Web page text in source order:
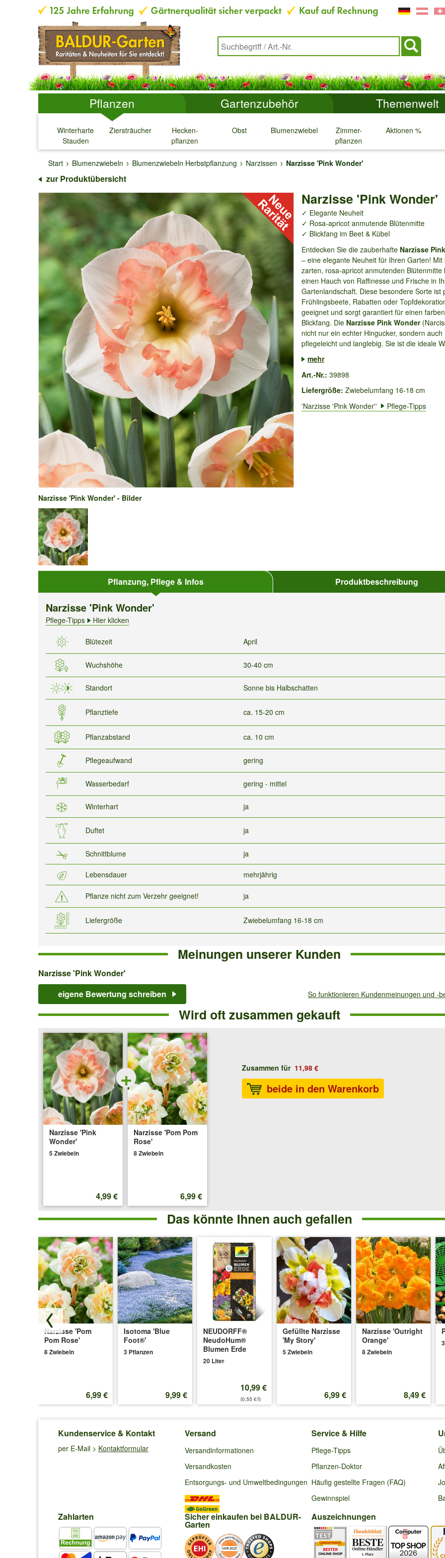
Pflanzen Gartenzubehör Themenwelt
Winterharte
Stauden
↓
Ziersträucher
↓
Hecken-
pflanzen
↓
Obst
↓
Blumenzwiebeln
↓
Zimmer-
pflanzen
↓
Aktionen %
↓ ↓
Start
Blumenzwiebeln Blumenzwiebeln Herbstpflanzung Narzissen Narzisse 'Pink Wonder'
zur Produktübersicht
Narzisse 'Pink Wonder'
✓ Elegante Neuheit
✓ Rosa-apricot anmutende Blütenmitte
✓ Blickfang im Beet & Kübel
Entdecken Sie die zauberhafte Narzisse
– eine elegante Neuheit für Ihren Garten! Mit
zarten, rosa-apricot anmutenden Blütenmitte
einen Hauch von Raffinesse und Frische in
Gartenlandschaft. Diese besondere Sorte ist
Frühlingsbeete, Rabatten oder
geeignet und sorgt garantiert für einen
Blickfang. Die Narzisse Pink Wonder
nicht nur ein echter Hingucker, sondern auch
pflegeleicht und langlebig. Sie ist die ideale
mehr
Art.-Nr.: 39898
Liefergröße: Zwiebelumfang 16-18 cm
'Narzisse 'Pink Wonder''
Pflege-Tipps
Narzisse 'Pink Wonder' - Bilder
Pflanzung, Pflege & Infos Produktbeschreibung
Narzisse 'Pink Wonder'
Pflege-Tipps Hier klicken
Blütezeit April
Wuchshöhe 30-40 cm
Standort Sonne bis Halbschatten
Pflanztiefe ca. 15-20 cm
Pflanzabstand ca. 10 cm
Pflegeaufwand gering
Wasserbedarf gering - mittel
Winterhart ja
Duftet ja
Schnittblume ja
Lebensdauer mehrjährig
Pflanze nicht zum Verzehr geeignet! ja
Liefergröße Zwiebelumfang 16-18 cm
Meinungen unserer Kunden
Narzisse
'Pink
Wonder'
Narzisse 'Pink Wonder'
eigene Bewertung schreiben
So funktionieren Kundenmeinungen und -
Wird oft zusammen gekauft
Narzisse 'Pink
Wonder'
5 Zwiebeln
4,99 €
+
Narzisse 'Pom Pom
Rose'
8 Zwiebeln
6,99 €
Zusammen für 11,98 €
beide in den Warenkorb
Das könnte Ihnen auch gefallen
Narzisse 'Pom
Pom Rose'
8 Zwiebeln
6,99 €
Isotoma 'Blue
Foot®'
3 Pflanzen
9,99 €
NEUDORFF®
NeudoHum®
Blumen Erde
20 Liter
10,99 €
(0,55 €/l)
Gefüllte Narzisse
'My Story'
5 Zwiebeln
6,99 €
Narzisse 'Outright
Orange'
8 Zwiebeln
8,49 €
Kundenservice & Kontakt
per E-Mail > Kontaktformular
Versand
Versandinformationen
Versandkosten
Entsorgungs- und Umweltbedingungen
Service & Hilfe
Pflege-Tipps
Pflanzen-Doktor
Häufig gestellte Fragen (FAQ)
Gewinnspiel
Zahlarten Sicher einkaufen bei BALDUR-
Garten
Auszeichnungen